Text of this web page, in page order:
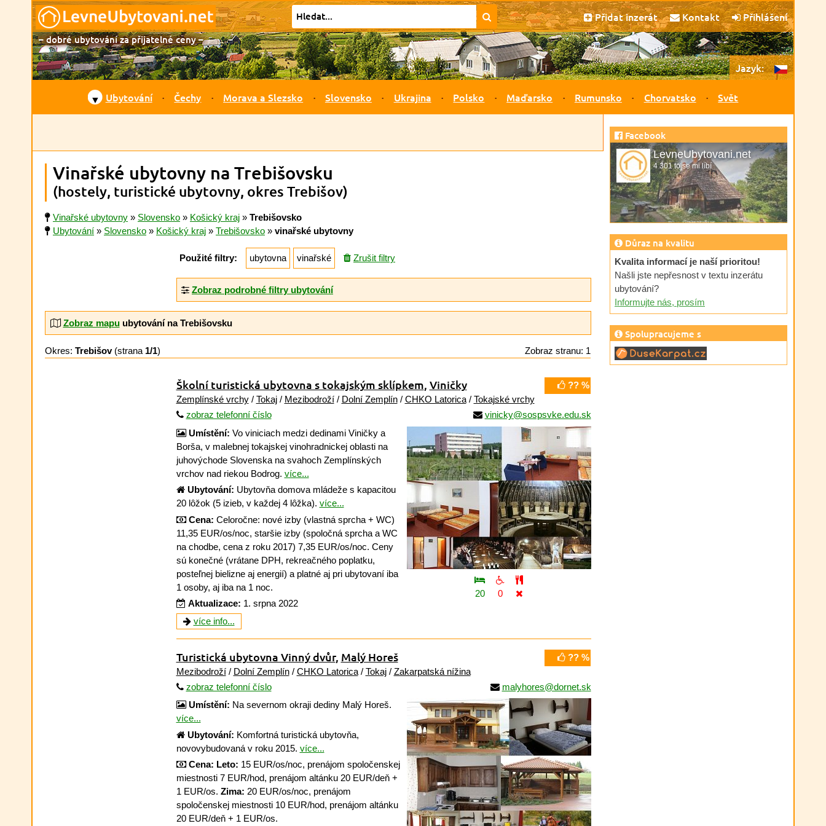
Přidat inzerát Kontakt Přihlášení
– dobré ubytování za přijatelné ceny –
Jazyk:
▼ Ubytování Čechy Morava a Slezsko Slovensko Ukrajina Polsko Maďarsko Rumunsko Chorvatsko Svět
Vinařské ubytovny na Trebišovsku
(hostely, turistické ubytovny, okres Trebišov)
Vinařské ubytovny » Slovensko » Košický kraj » Trebišovsko
Ubytování » Slovensko » Košický kraj » Trebišovsko » vinařské ubytovny
Použité filtry: ubytovna vinařské Zrušit filtry
Zobraz podrobné filtry ubytování
Zobraz mapuubytování na Trebišovsku
Okres: Trebišov(strana 1/1) Zobraz stranu: 1
?? %
Školní turistická ubytovna s tokajským sklípkem, Viničky
Zemplínské vrchy/ Tokaj/ Mezibodroží/ Dolní Zemplín/ CHKO Latorica/ Tokajské vrchy
zobraz telefonní číslo
vinicky@sospsvke.edu.sk
20 0
Umístění: Vo viniciach medzi dedinami Viničky a
Borša, v malebnej tokajskej vinohradnickej oblasti na
juhovýchode Slovenska na svahoch Zemplínských
vrchov nad riekou Bodrog. více...
Ubytování: Ubytovňa domova mládeže s kapacitou
20 lôžok (5 izieb, v každej 4 lôžka). více...
Cena: Celoročne: nové izby (vlastná sprcha + WC)
11,35 EUR/os/noc, staršie izby (spoločná sprcha a WC
na chodbe, cena z roku 2017) 7,35 EUR/os/noc. Ceny
sú konečné (vrátane DPH, rekreačného poplatku,
posteľnej bielizne aj energií) a platné aj pri ubytovaní iba
1 osoby, aj iba na 1 noc.
Aktualizace: 1. srpna 2022
více info...
?? %
Turistická ubytovna Vinný dvůr, Malý Horeš
Mezibodroží/ Dolní Zemplín/ CHKO Latorica/ Tokaj/ Zakarpatská nížina
zobraz telefonní číslo
malyhores@dornet.sk
Umístění: Na severnom okraji dediny Malý Horeš.
více...
Ubytování: Komfortná turistická ubytovňa,
novovybudovaná v roku 2015. více...
Cena: Leto: 15 EUR/os/noc, prenájom spoločenskej
miestnosti 7 EUR/hod, prenájom altánku 20 EUR/deň +
1 EUR/os. Zima: 20 EUR/os/noc, prenájom
spoločenskej miestnosti 10 EUR/hod, prenájom altánku
20 EUR/deň + 1 EUR/os.
Facebook
LevneUbytovani.net
4 301 to se mi líbí
Důraz na kvalitu
Kvalita informací je naší prioritou!
Našli jste nepřesnost v textu inzerátu
ubytování?
Informujte nás, prosím
Spolupracujeme s